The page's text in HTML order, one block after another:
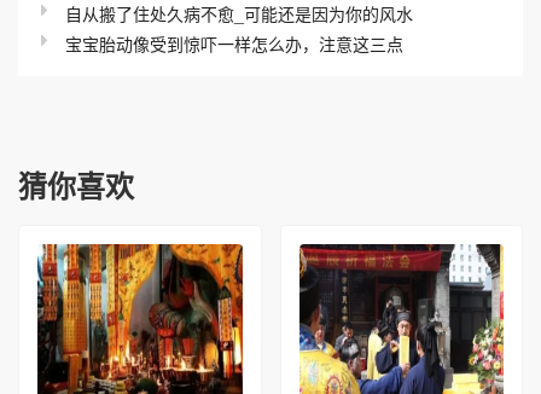
自从搬了住处久病不愈_可能还是因为你的风水
宝宝胎动像受到惊吓一样怎么办，注意这三点
猜你喜欢